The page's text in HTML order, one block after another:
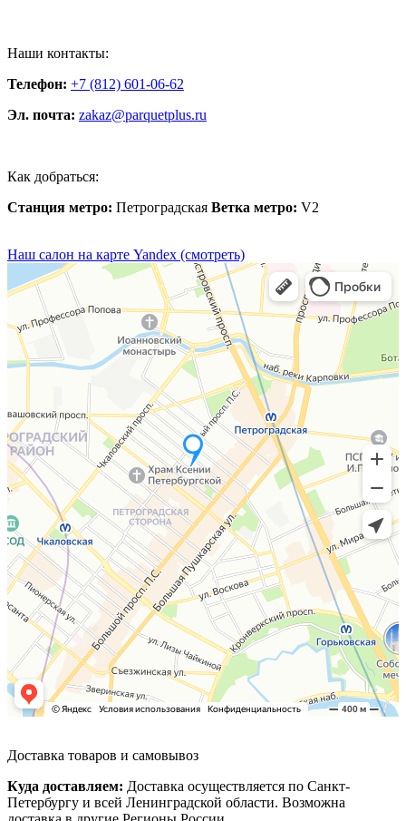
Наши контакты:
Телефон: +7 (812) 601-06-62
Эл. почта: zakaz@parquetplus.ru
Как добраться:
Станция метро: Петроградская Ветка метро: V2
Наш салон на карте Yandex (смотреть)
Доставка товаров и самовывоз
Куда доставляем: Доставка осуществляется по Санкт-
Петербургу и всей Ленинградской области. Возможна